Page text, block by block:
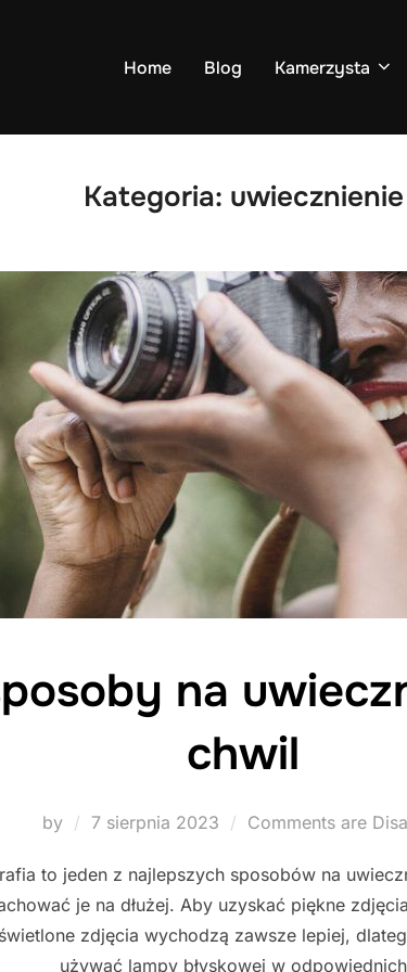
Home Blog Kamerzysta
Kategoria: uwiecznienie
na
chwil
by
Posted
7 sierpnia 2023 Comments are
to jeden z najlepszych sposobów na
je na dłużej. Aby uzyskać piękne
zdjęcia wychodzą zawsze lepiej,
używać lampy błyskowej w